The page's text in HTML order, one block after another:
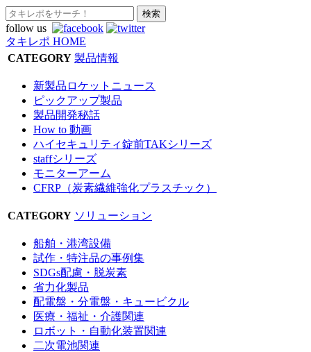
follow us
タキレポ HOME
CATEGORY 製品情報
新製品ロケットニュース
ピックアップ製品
製品開発秘話
How to 動画
ハイセキュリティ錠前TAKシリーズ
staffシリーズ
モニターアーム
CFRP（炭素繊維強化プラスチック）
CATEGORY ソリューション
船舶・港湾設備
試作・特注品の事例集
SDGs配慮・脱炭素
省力化製品
配電盤・分電盤・キュービクル
医療・福祉・介護関連
ロボット・自動化装置関連
二次電池関連